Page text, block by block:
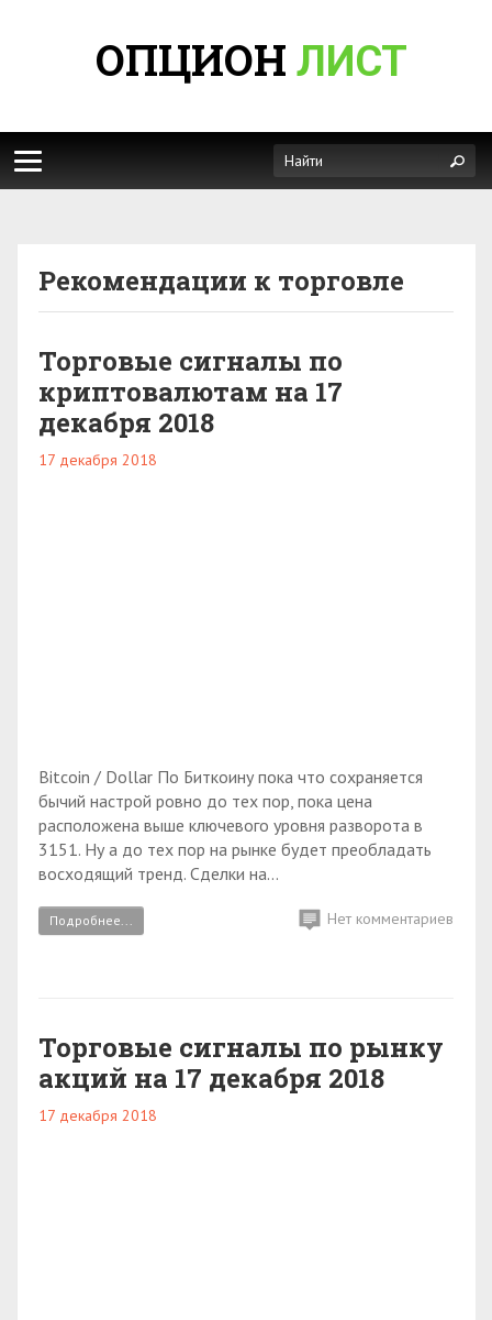
ОПЦИОН ЛИСТ
Рекомендации к торговле
Торговые сигналы по
криптовалютам на 17
декабря 2018
17 декабря 2018
Bitcoin / Dollar По Биткоину пока что сохраняется
бычий настрой ровно до тех пор, пока цена
расположена выше ключевого уровня разворота в
3151. Ну а до тех пор на рынке будет преобладать
восходящий тренд. Сделки на...
Подробнее... Нет комментариев
Торговые сигналы по рынку
акций на 17 декабря 2018
17 декабря 2018